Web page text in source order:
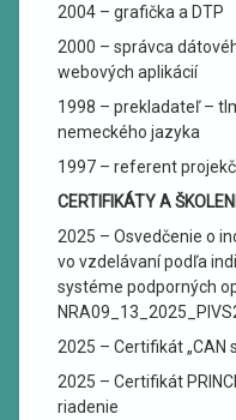
2004 – grafička a DTP
2000 – správca
webových aplikácií
1998 – prekladateľ –
nemeckého jazyka
1997 – referent
CERTIFIKÁTY A
2025 – Osvedčenie o
vo vzdelávaní podľa
systéme podporných
2025 – Certifikát
2025 – Certifikát
riadenie